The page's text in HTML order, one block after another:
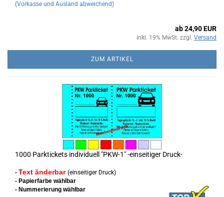
(Vorkasse und Ausland abweichend)
ab 24,90 EUR
inkl. 19% MwSt. zzgl. Versand
ZUM ARTIKEL
1000 Parktickets individuell "PKW-1" -einseitiger Druck-
- Text änderbar (einseitiger Druck)
- Papierfarbe wählbar
- Nummerierung wählbar